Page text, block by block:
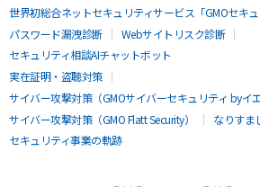
世界初総合ネットセキュリティサービス「GMOセキュ
パスワード漏洩診断
Webサイトリスク診断
セキュリティ相談AIチャットボット
実在証明・盗聴対策
サイバー攻撃対策（GMOサイバーセキュリティ byイエ
サイバー攻撃対策（GMO Flatt Security）
なりすま
セキュリティ事業の軌跡